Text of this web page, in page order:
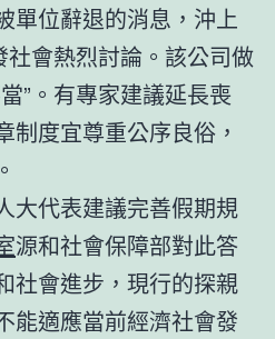
單位辭退的消息，沖上
社會熱烈討論。該公司做
”。有專家建議延長喪
制度宜尊重公序良俗，
大代表建議完善假期規
源和社會保障部對此答
社會進步，現行的探親
能適應當前經濟社會發